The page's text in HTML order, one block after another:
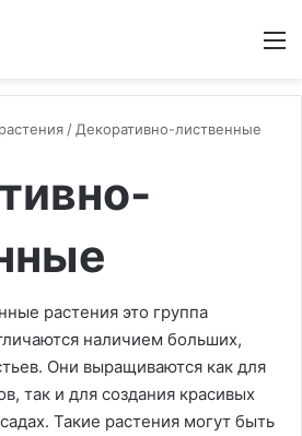
/ Декоративно-лиственные
растения это группа
наличием больших,
Они выращиваются как для
так и для создания красивых
Такие растения могут быть